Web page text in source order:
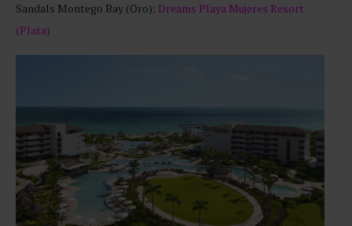
Sandals Montego Bay (Oro); Dreams Playa Mujeres Resort
(Plata)